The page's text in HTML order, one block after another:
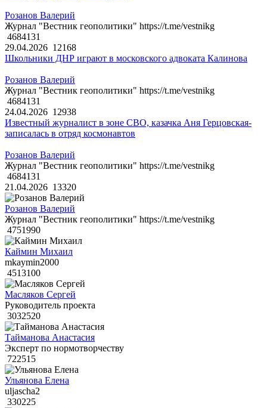
Розанов Валерий
Журнал "Вестник геополитики" https://t.me/vestnikg
4684131
29.04.2026 12168
Школьники ДНР играют в московского адвоката Калинова
Розанов Валерий
Журнал "Вестник геополитики" https://t.me/vestnikg
4684131
24.04.2026 12938
Известный журналист в зоне СВО, казачка Аня Герцовская-
записалась в отряд космонавтов
Розанов Валерий
Журнал "Вестник геополитики" https://t.me/vestnikg
4684131
21.04.2026 13320
Розанов Валерий
Журнал "Вестник геополитики" https://t.me/vestnikg
4751990
Каймин Михаил
mkaymin2000
4513100
Масляков Сергей
Руководитель проекта
3032520
Тайманова Анастасия
Эксперт по нормотворчеству
722515
Ульянова Елена
uljascha2
330225